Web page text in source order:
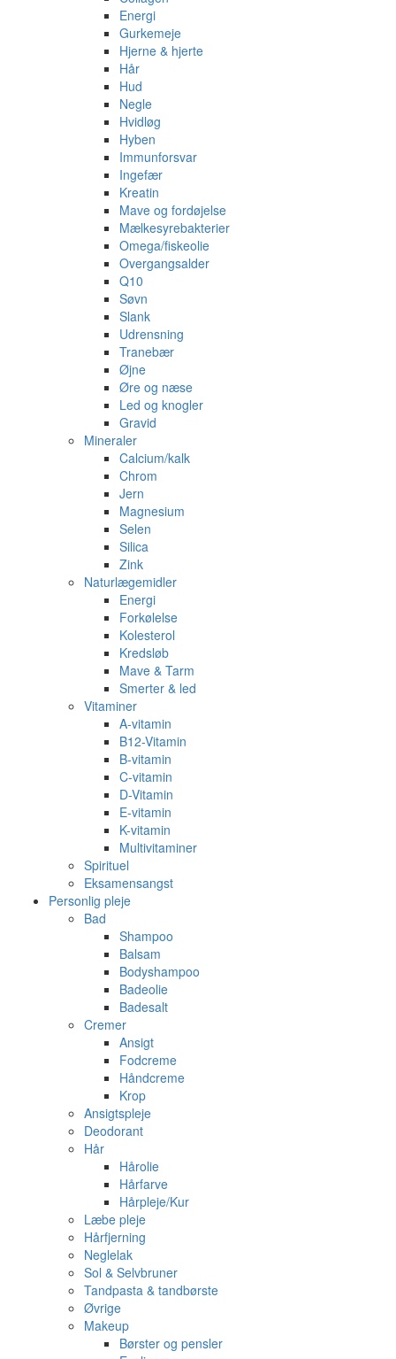
Energi
Gurkemeje
Hjerne & hjerte
Hår
Hud
Negle
Hvidløg
Hyben
Immunforsvar
Ingefær
Kreatin
Mave og fordøjelse
Mælkesyrebakterier
Omega/fiskeolie
Overgangsalder
Q10
Søvn
Slank
Udrensning
Tranebær
Øjne
Øre og næse
Led og knogler
Gravid
Mineraler
Calcium/kalk
Chrom
Jern
Magnesium
Selen
Silica
Zink
Naturlægemidler
Energi
Forkølelse
Kolesterol
Kredsløb
Mave & Tarm
Smerter & led
Vitaminer
A-vitamin
B12-Vitamin
B-vitamin
C-vitamin
D-Vitamin
E-vitamin
K-vitamin
Multivitaminer
Spirituel
Eksamensangst
Personlig pleje
Bad
Shampoo
Balsam
Bodyshampoo
Badeolie
Badesalt
Cremer
Ansigt
Fodcreme
Håndcreme
Krop
Ansigtspleje
Deodorant
Hår
Hårolie
Hårfarve
Hårpleje/Kur
Læbe pleje
Hårfjerning
Neglelak
Sol & Selvbruner
Tandpasta & tandbørste
Øvrige
Makeup
Børster og pensler